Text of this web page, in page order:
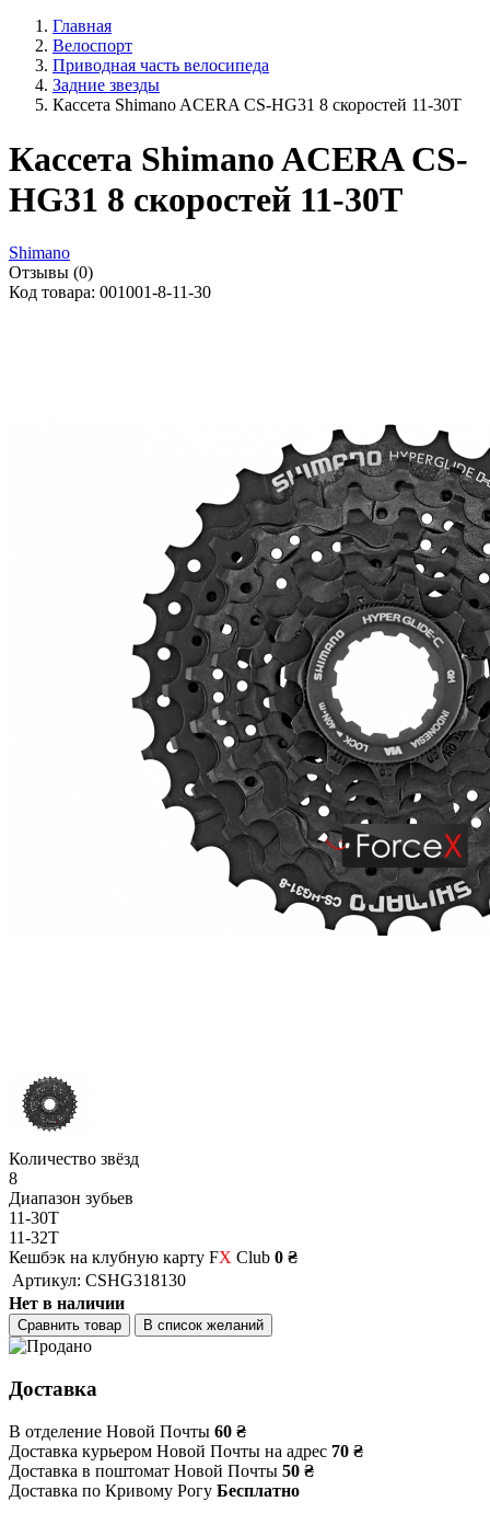
Главная
Велоспорт
Приводная часть велосипеда
Задние звезды
Кассета Shimano ACERA CS-HG31 8 скоростей 11-30T
Кассета Shimano ACERA CS-
HG31 8 скоростей 11-30T
Shimano
Отзывы (0)
Код товара: 001001-8-11-30
Количество звёзд
8
Диапазон зубьев
11-30T
11-32T
Кешбэк на клубную карту FX Club 0 ₴
Артикул: CSHG318130
Нет в наличии
Сравнить товар В список желаний
Доставка
В отделение Новой Почты 60 ₴
Доставка курьером Новой Почты на адрес 70 ₴
Доставка в поштомат Новой Почты 50 ₴
Доставка по Кривому Рогу Бесплатно